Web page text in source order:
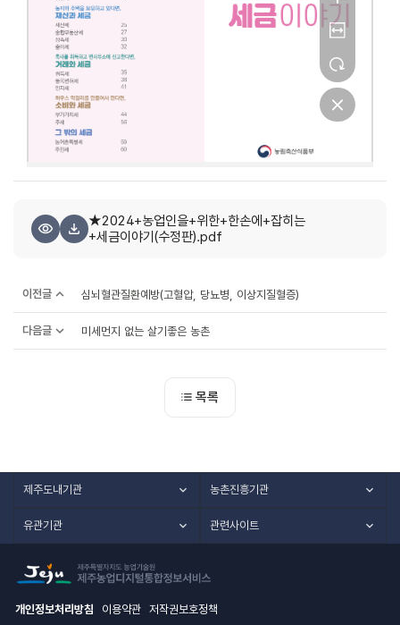
★2024+농업인을+위한+한손에+잡히는
+세금이야기(수정판).pdf
이전글 심뇌혈관질환예방(고혈압, 당뇨병, 이상지질혈증)
다음글 미세먼지 없는 살기좋은 농촌
목록
제주도내기관 농촌진흥기관
유관기관 관련사이트
개인정보처리방침 이용약관 저작권보호정책